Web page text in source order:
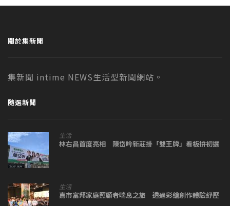
關於集新聞
集新聞 intime NEWS生活型新聞網站。
隨選新聞
生活
林右昌首度亮相 陳岱吟新莊掛「雙王牌」看板拚初選
生活
嘉市富邦家庭照顧者喘息之旅 透過彩繪創作體驗紓壓